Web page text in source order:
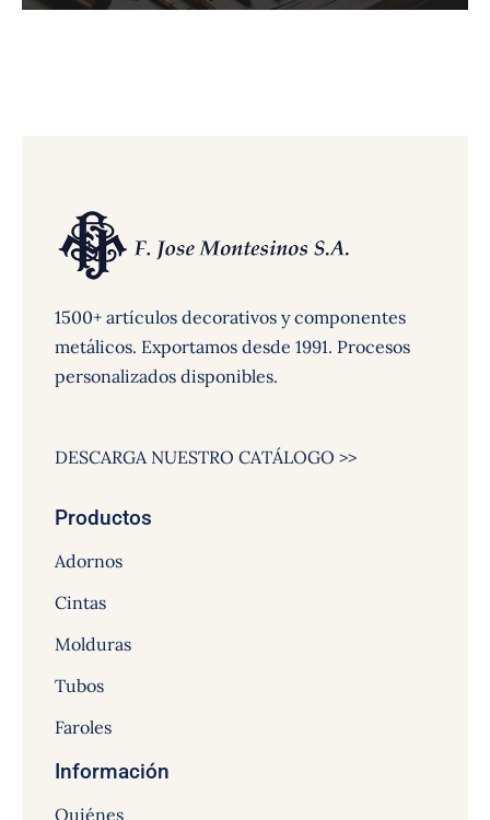
1500+ artículos decorativos y componentes
metálicos. Exportamos desde 1991. Procesos
personalizados disponibles.
DESCARGA NUESTRO CATÁLOGO >>
Productos
Adornos
Cintas
Molduras
Tubos
Faroles
Información
Quiénes